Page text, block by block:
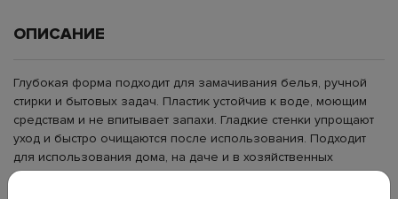
ОПИСАНИЕ
Глубокая форма подходит для замачивания белья, ручной
стирки и бытовых задач. Пластик устойчив к воде, моющим
средствам и не впитывает запахи. Гладкие стенки упрощают
уход и быстро очищаются после использования. Подходит
для использования дома, на даче и в хозяйственных
помещениях.